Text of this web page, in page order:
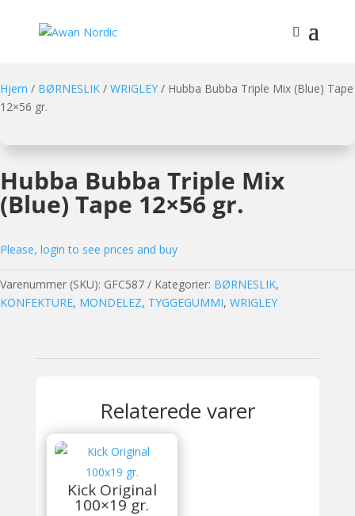
Hjem / BØRNESLIK / WRIGLEY / Hubba Bubba Triple Mix (Blue) Tape
12×56 gr.
Hubba Bubba Triple Mix
(Blue) Tape 12×56 gr.
Please, login to see prices and buy
Varenummer (SKU): GFC587 Kategorier: BØRNESLIK,
KONFEKTURE, MONDELEZ, TYGGEGUMMI, WRIGLEY
Relaterede varer
Kick Original
100×19 gr.